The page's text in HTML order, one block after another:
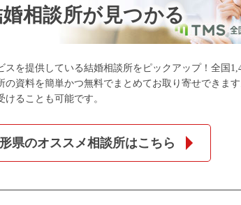
店の中から
結婚相談所を
相談所が見つかる
を提供している結婚相談所をピックアップ！全国
資料を簡単かつ無料でまとめてお取り寄せできま
ることも可能です。
県のオススメ相談所はこちら